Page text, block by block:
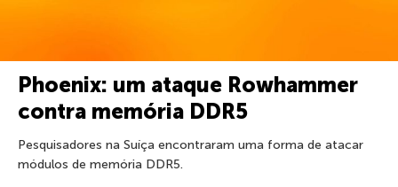
Phoenix: um ataque Rowhammer
contra memória DDR5
Pesquisadores na Suíça encontraram uma forma de atacar
módulos de memória DDR5.